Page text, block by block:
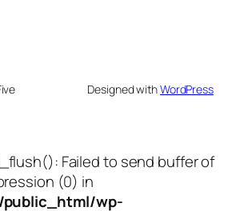
Designed withWordPress
Failed to send buffer of
(0) in
wp-